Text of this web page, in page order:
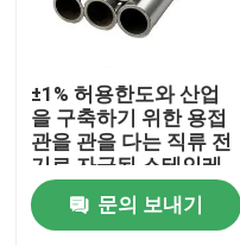
±1% 허용한도와 산업
을 구축하기 위한 용접
관을 관을 다는 직류 전
기로 자극된 스테인레
스 강
문의 보내기